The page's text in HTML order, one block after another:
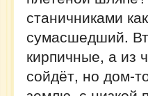
станичниками
сумасшедший.
кирпичные, а из
сойдёт, но дом-